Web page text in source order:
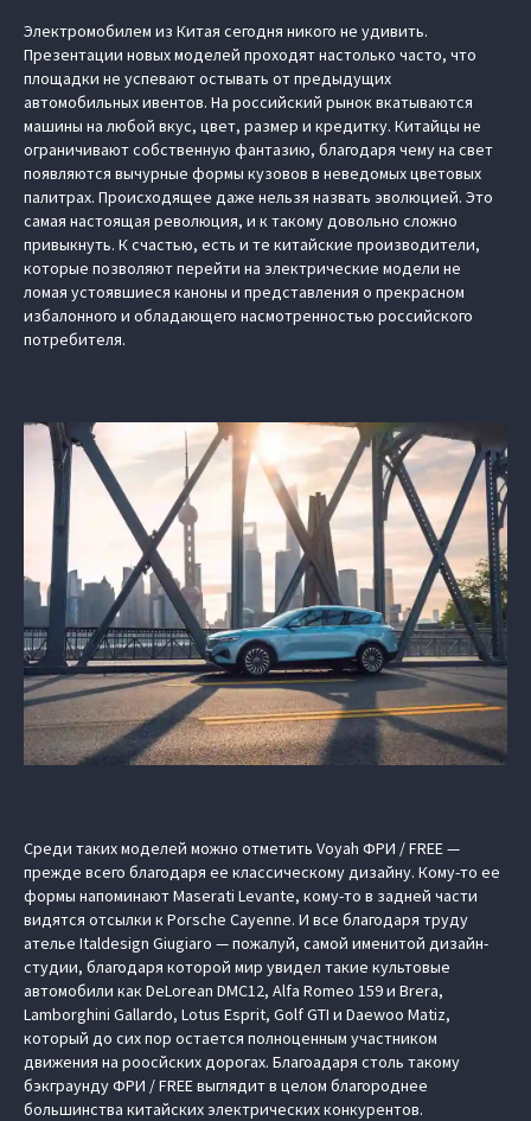
Электромобилем из Китая сегодня никого не удивить.
Презентации новых моделей проходят настолько часто, что
площадки не успевают остывать от предыдущих
автомобильных ивентов. На российский рынок вкатываются
машины на любой вкус, цвет, размер и кредитку. Китайцы не
ограничивают собственную фантазию, благодаря чему на свет
появляются вычурные формы кузовов в неведомых цветовых
палитрах. Происходящее даже нельзя назвать эволюцией. Это
самая настоящая революция, и к такому довольно сложно
привыкнуть. К счастью, есть и те китайские производители,
которые позволяют перейти на электрические модели не
ломая устоявшиеся каноны и представления о прекрасном
избалонного и обладающего насмотренностью российского
потребителя.
Среди таких моделей можно отметить Voyah ФРИ / FREE —
прежде всего благодаря ее классическому дизайну. Кому-то ее
формы напоминают Maserati Levante, кому-то в задней части
видятся отсылки к Porsche Cayenne. И все благодаря труду
ателье Italdesign Giugiaro — пожалуй, самой именитой дизайн-
студии, благодаря которой мир увидел такие культовые
автомобили как DeLorean DMC12, Alfa Romeo 159 и Brera,
Lamborghini Gallardo, Lotus Esprit, Golf GTI и Daewoo Matiz,
который до сих пор остается полноценным участником
движения на роосйских дорогах. Благоадаря столь такому
бэкграунду ФРИ / FREE выглядит в целом благороднее
большинства китайских электрических конкурентов.